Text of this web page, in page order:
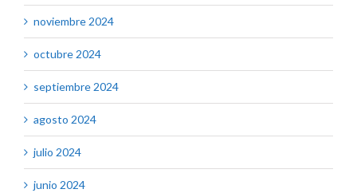
noviembre 2024
octubre 2024
septiembre 2024
agosto 2024
julio 2024
junio 2024